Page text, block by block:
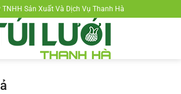
TNHH Sản Xuất Và Dịch Vụ Thanh Hà